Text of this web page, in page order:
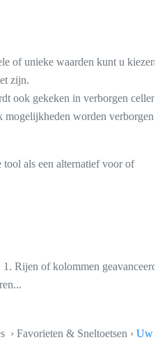
of unieke waarden kunt u kiezen
zijn.
ook gekeken in verborgen cellen
mogelijkheden worden verborgen
tool als een alternatief voor of
1. Rijen of kolommen geavanceerd
› Favorieten & Sneltoetsen › Uw